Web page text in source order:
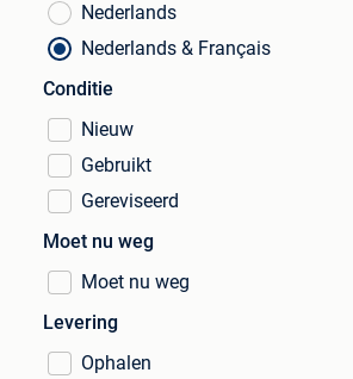
Nederlands
Nederlands & Français
Conditie
Nieuw
Gebruikt
Gereviseerd
Moet nu weg
Moet nu weg
Levering
Ophalen